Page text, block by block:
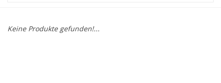
Keine Produkte gefunden!...